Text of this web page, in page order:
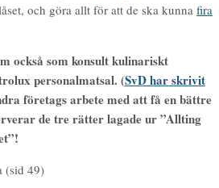
och göra allt för att de ska kunna fira
också som konsult kulinariskt
personalmatsal. (SvD har skrivit
företags arbete med att få en bättre
de tre rätter lagade ur ”Allting
(sid 49)